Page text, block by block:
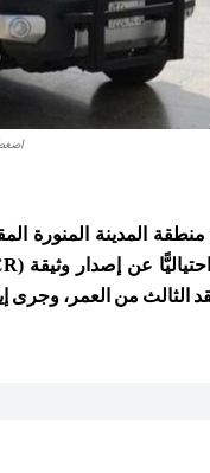
المدينة المنورة
من العمر، وجرى